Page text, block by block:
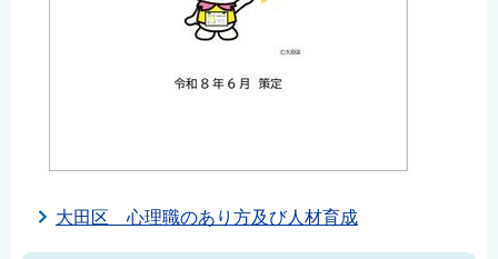
大田区 心理職のあり方及び人材育成